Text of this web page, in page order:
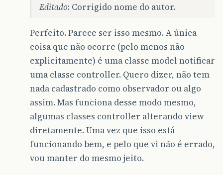
Editado: Corrigido nome do autor.
Perfeito. Parece ser isso mesmo. A única
coisa que não ocorre (pelo menos não
explicitamente) é uma classe model notificar
uma classe controller. Quero dizer, não tem
nada cadastrado como observador ou algo
assim. Mas funciona desse modo mesmo,
algumas classes controller alterando view
diretamente. Uma vez que isso está
funcionando bem, e pelo que vi não é errado,
vou manter do mesmo jeito.